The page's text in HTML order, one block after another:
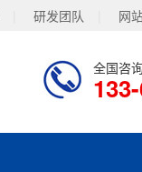
研发团队 网
全国咨